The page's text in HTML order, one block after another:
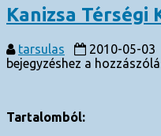
Kanizsa Térségi
tarsulas 2010-05-03
bejegyzéshez a
Tartalomból: